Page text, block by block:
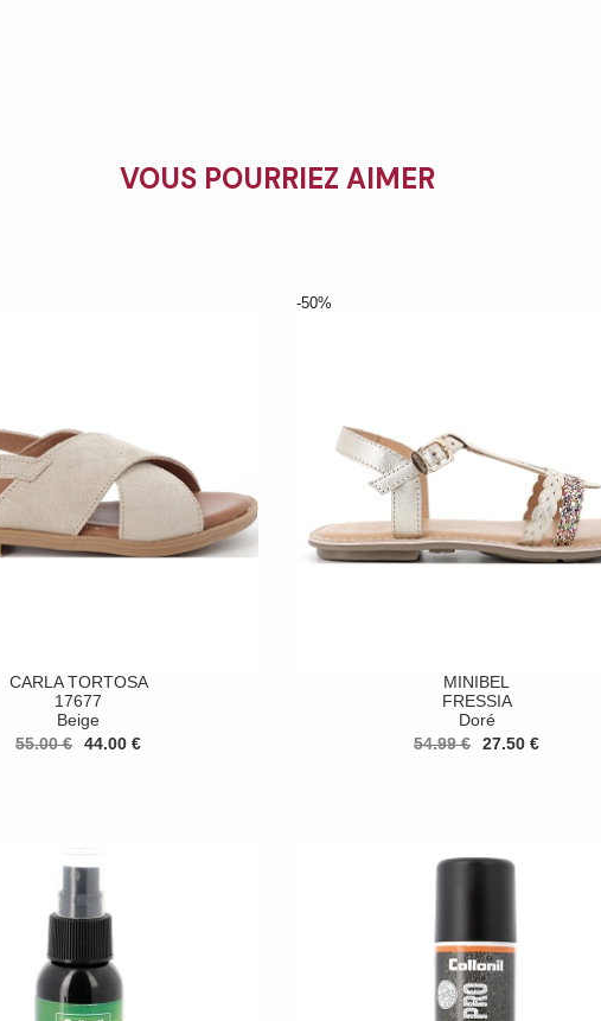
VOUS POURRIEZ AIMER
CARLA TORTOSA
17677
Beige
55.00 €
44.00 €
-50%
MINIBEL
FRESSIA
Doré
54.99 €
27.50 €